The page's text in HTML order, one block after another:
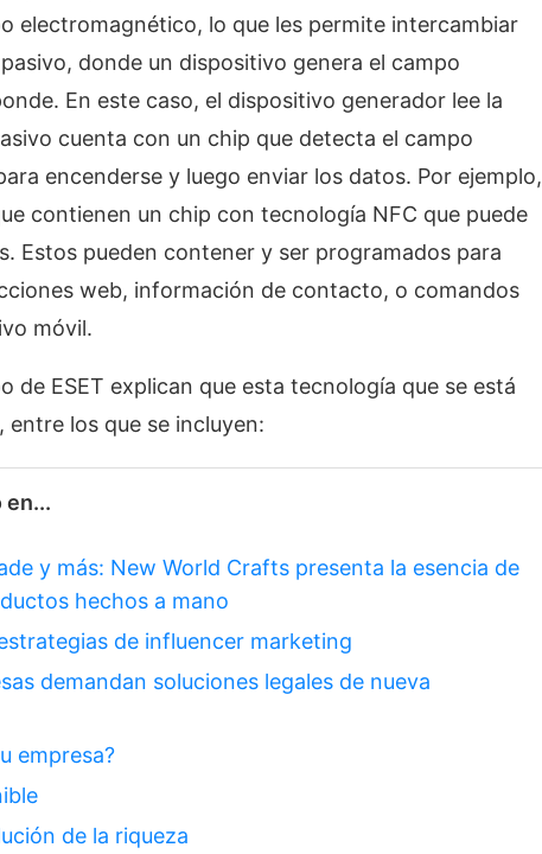
electromagnético, lo que les permite intercambiar
donde un dispositivo genera el campo
En este caso, el dispositivo generador lee la
cuenta con un chip que detecta el campo
encenderse y luego enviar los datos. Por ejemplo,
contienen un chip con tecnología NFC que puede
Estos pueden contener y ser programados para
web, información de contacto, o comandos
móvil.
de ESET explican que esta tecnología que se está
los que se incluyen:
en...
y más: New World Crafts presenta la esencia de
hechos a mano
de influencer marketing
demandan soluciones legales de nueva
empresa?
de la riqueza